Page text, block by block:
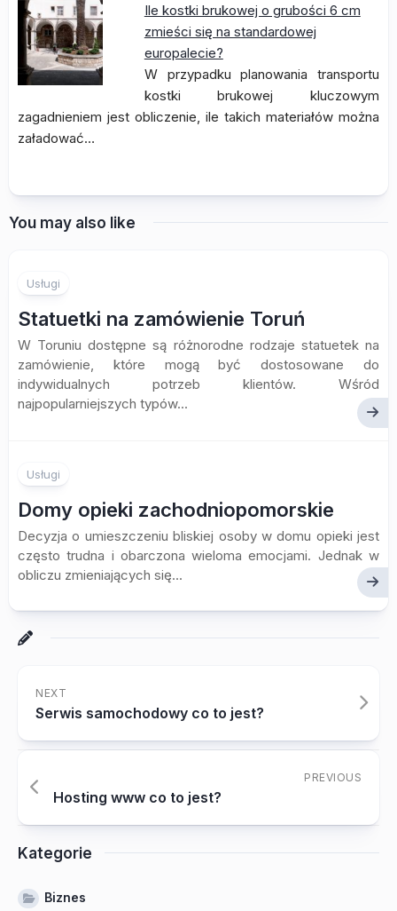
Ile kostki brukowej o grubości 6 cm
zmieści się na standardowej
europalecie?
W przypadku planowania transportu
kostki brukowej kluczowym
zagadnieniem jest obliczenie, ile takich materiałów można
załadować…
You may also like
Usługi
Statuetki na zamówienie Toruń
W Toruniu dostępne są różnorodne rodzaje statuetek na
zamówienie, które mogą być dostosowane do
indywidualnych potrzeb klientów. Wśród
najpopularniejszych typów...
Usługi
Domy opieki zachodniopomorskie
Decyzja o umieszczeniu bliskiej osoby w domu opieki jest
często trudna i obarczona wieloma emocjami. Jednak w
obliczu zmieniających się...
NEXT
Serwis samochodowy co to jest?
PREVIOUS
Hosting www co to jest?
Kategorie
Biznes